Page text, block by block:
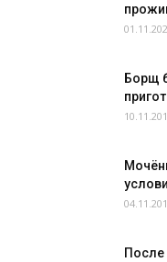
Борщ
После